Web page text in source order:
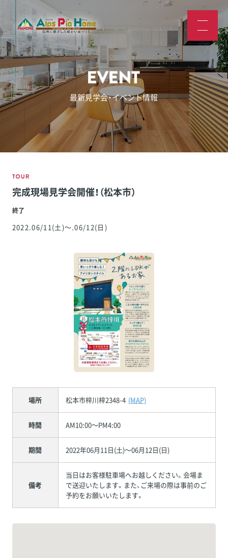
最新見学会・イベント情報
完成現場見学会開催！（松本市）
終了
2022.06/11(土)～.06/12(日)
場所 松本市梓川梓2348-4 (MAP)
時間 AM10:00～PM4:00
期間 2022年06月11日(土)～06月12日(日)
備考
当日はお客様駐車場へお越しください。会場ま
で送迎いたします。また、ご来場の際は事前のご
予約をお願いいたします。